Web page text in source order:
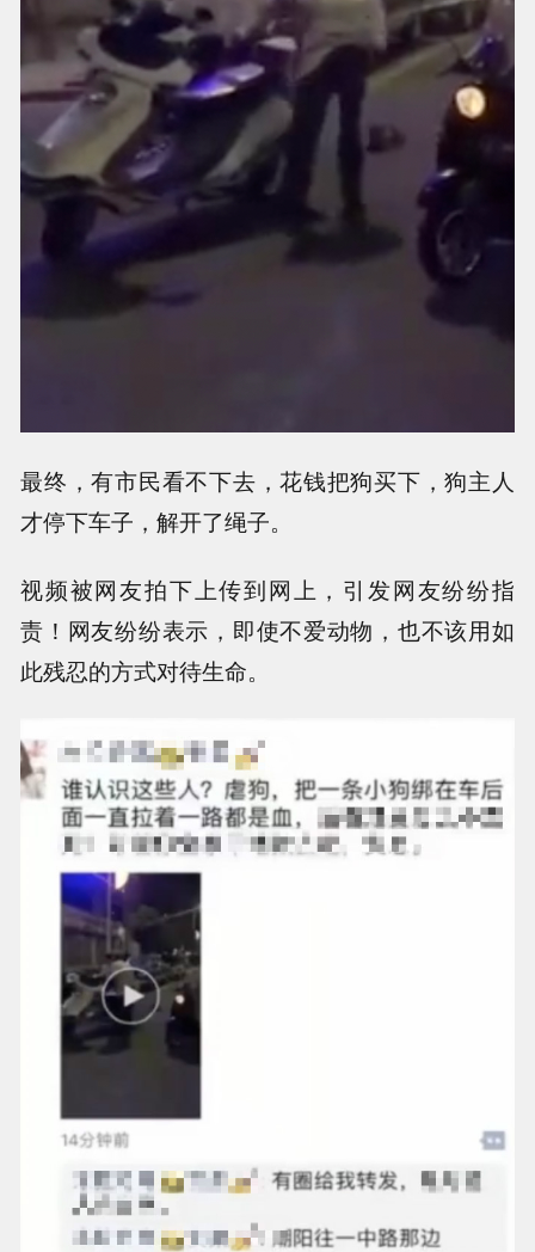
最终，有市民看不下去，花钱把狗买下，狗主人
才停下车子，解开了绳子。
视频被网友拍下上传到网上，引发网友纷纷指
责！网友纷纷表示，即使不爱动物，也不该用如
此残忍的方式对待生命。